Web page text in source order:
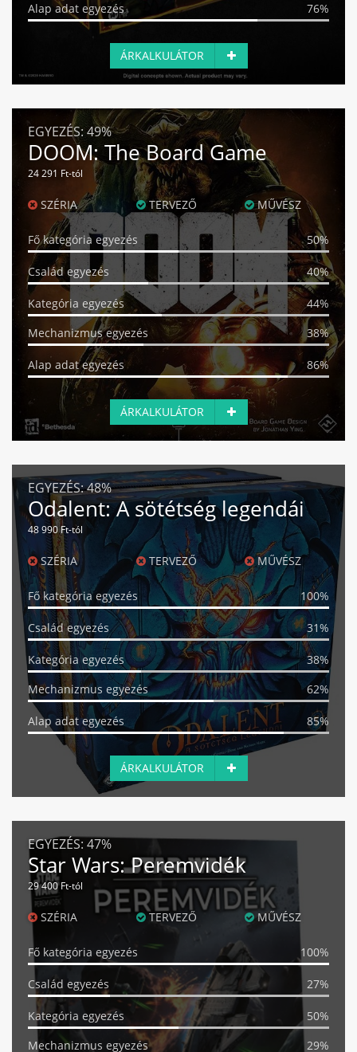
Alap adat egyezés 76%
ÁRKALKULÁTOR
EGYEZÉS:49%
DOOM: The Board Game
24 291 Ft-tól
SZÉRIA TERVEZŐ MŰVÉSZ
Fő kategória egyezés 50%
Család egyezés 40%
Kategória egyezés
44%
Mechanizmus egyezés
38%
Alap adat egyezés 86%
ÁRKALKULÁTOR
EGYEZÉS:48%
Odalent: A sötétség legendái
48 990 Ft-tól
SZÉRIA TERVEZŐ MŰVÉSZ
Fő kategória egyezés 100%
Család egyezés 31%
Kategória egyezés
38%
Mechanizmus egyezés
62%
Alap adat egyezés 85%
ÁRKALKULÁTOR
EGYEZÉS: 47%
Star Wars: Peremvidék
29 400 Ft-tól
SZÉRIA TERVEZŐ MŰVÉSZ
Fő kategória egyezés 100%
Család egyezés 27%
Kategória egyezés
50%
Mechanizmus egyezés
29%